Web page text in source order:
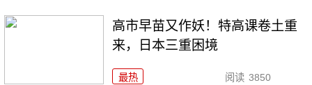
高市早苗又作妖！特高课卷土重
来，日本三重困境
最热 阅读 3850